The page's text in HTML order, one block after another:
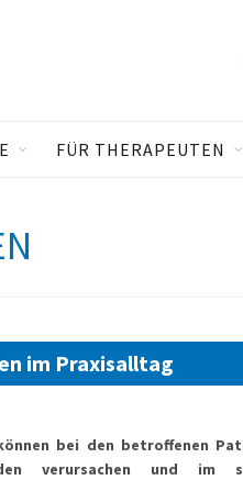
FÜR THERAPEUTEN
im Praxisalltag
bei den betroffenen
verursachen und im